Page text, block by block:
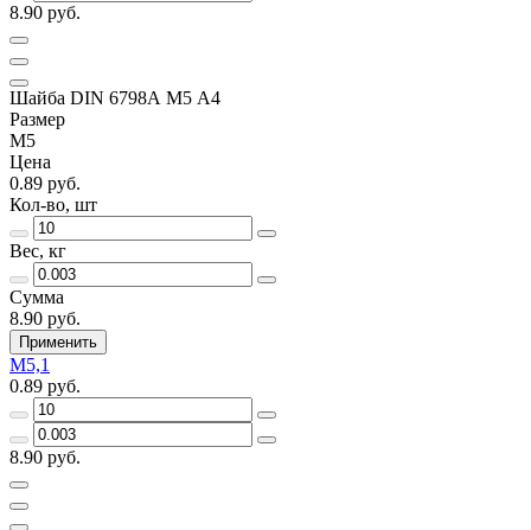
8.90 руб.
Шайба DIN 6798А М5 А4
Размер
М5
Цена
0.89 руб.
Кол-во, шт
Вес, кг
Сумма
8.90 руб.
Применить
М5,1
0.89 руб.
8.90 руб.